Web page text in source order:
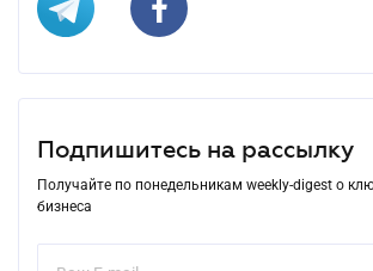
Подпишитесь на рассылку
Получайте по понедельникам weekly-digest о
бизнеса